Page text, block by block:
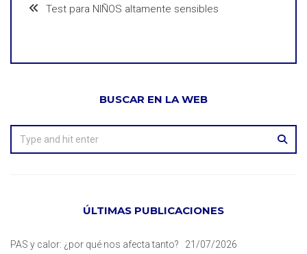
Test para NIÑOS altamente sensibles
BUSCAR EN LA WEB
ÚLTIMAS PUBLICACIONES
PAS y calor: ¿por qué nos afecta tanto?
21/07/2026